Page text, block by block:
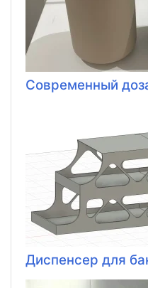
Современный
Диспенсер для